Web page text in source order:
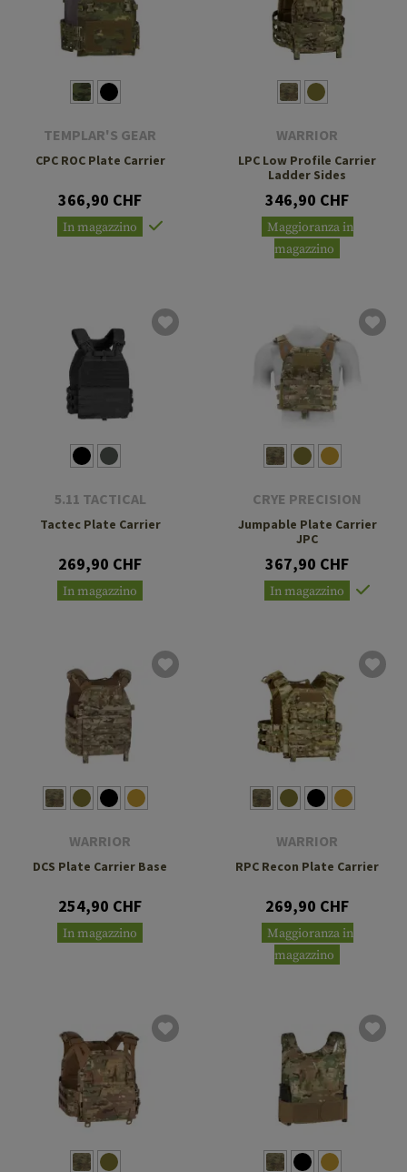
TEMPLAR'S GEAR
CPC ROC Plate Carrier
366,90 CHF
In magazzino
WARRIOR
LPC Low Profile Carrier
Ladder Sides
346,90 CHF
Maggioranza in
magazzino
5.11 TACTICAL
Tactec Plate Carrier
269,90 CHF
In magazzino
CRYE PRECISION
Jumpable Plate Carrier
JPC
367,90 CHF
In magazzino
WARRIOR
DCS Plate Carrier Base
254,90 CHF
In magazzino
WARRIOR
RPC Recon Plate Carrier
269,90 CHF
Maggioranza in
magazzino